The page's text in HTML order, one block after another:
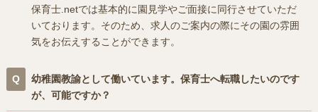
保育士.netでは基本的に園見学やご面接に同行させていただ
いております。そのため、求人のご案内の際にその園の雰囲
気をお伝えすることができます。
幼稚園教諭として働いています。保育士へ転職したいのです
が、可能ですか？